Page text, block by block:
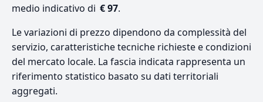
medio indicativo di € 97.
Le variazioni di prezzo dipendono da complessità del
servizio, caratteristiche tecniche richieste e condizioni
del mercato locale. La fascia indicata rappresenta un
riferimento statistico basato su dati territoriali
aggregati.